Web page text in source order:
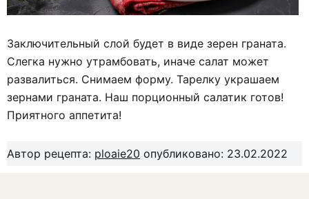
Заключительный слой будет в виде зерен граната.
Слегка нужно утрамбовать, иначе салат может
развалиться. Снимаем форму. Тарелку украшаем
зернами граната. Наш порционный салатик готов!
Приятного аппетита!
Автор рецепта: ploaie20 опубликовано: 23.02.2022